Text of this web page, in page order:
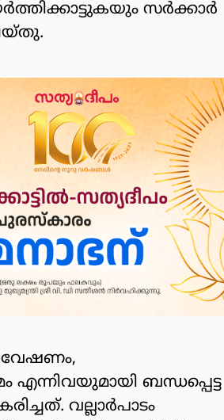
സർക്കാർ
എന്നിവയുമായി ബന്ധപ്പെട്ട
വല്ലാർപാടം